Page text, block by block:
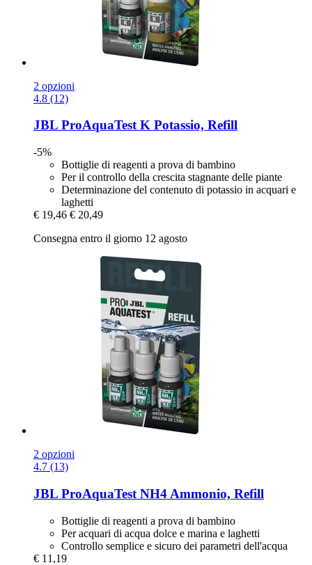
2 opzioni
4.8 (12)
JBL ProAquaTest K Potassio, Refill
-5%
Bottiglie di reagenti a prova di bambino
Per il controllo della crescita stagnante delle piante
Determinazione del contenuto di potassio in acquari e
laghetti
€ 19,46 € 20,49
Consegna entro il giorno 12 agosto
2 opzioni
4.7 (13)
JBL ProAquaTest NH4 Ammonio, Refill
Bottiglie di reagenti a prova di bambino
Per acquari di acqua dolce e marina e laghetti
Controllo semplice e sicuro dei parametri dell'acqua
€ 11,19